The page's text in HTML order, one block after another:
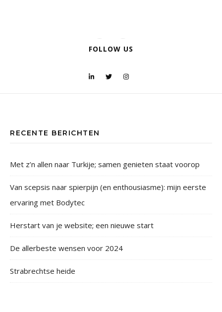
FOLLOW US
RECENTE BERICHTEN
Met z’n allen naar Turkije; samen genieten staat voorop
Van scepsis naar spierpijn (en enthousiasme): mijn eerste
ervaring met Bodytec
Herstart van je website; een nieuwe start
De allerbeste wensen voor 2024
Strabrechtse heide